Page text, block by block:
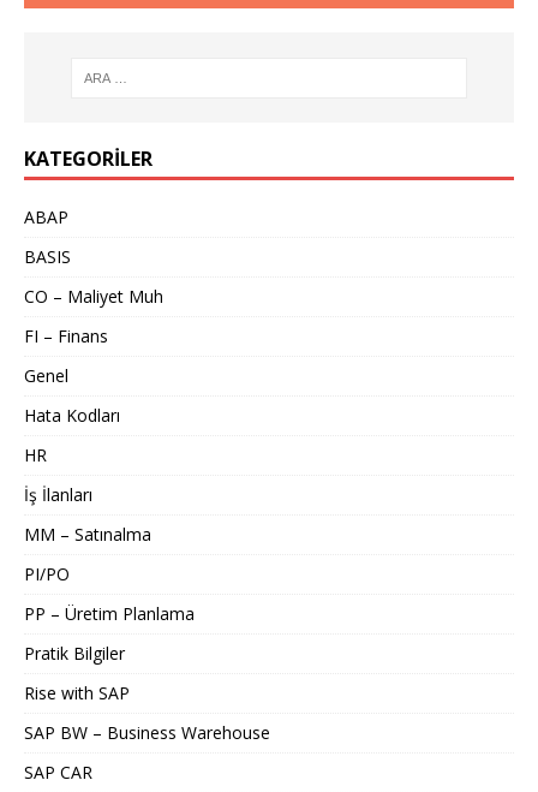
KATEGORILER
ABAP
BASIS
CO – Maliyet Muh
FI – Finans
Genel
Hata Kodları
HR
İş İlanları
MM – Satınalma
PI/PO
PP – Üretim Planlama
Pratik Bilgiler
Rise with SAP
SAP BW – Business Warehouse
SAP CAR